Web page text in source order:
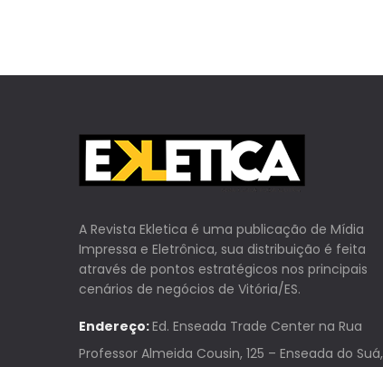
A Revista Ekletica é uma publicação de Mídia
Impressa e Eletrônica, sua distribuição é feita
através de pontos estratégicos nos principais
cenários de negócios de Vitória/ES.
Endereço:Ed. Enseada Trade Center na Rua
Professor Almeida Cousin, 125 – Enseada do Suá,